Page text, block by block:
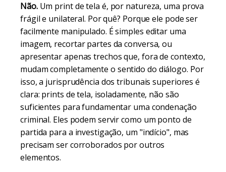
Não.Um print de tela é, por natureza, uma prova
frágil e unilateral. Por quê? Porque ele pode ser
facilmente manipulado. É simples editar uma
imagem, recortar partes da conversa, ou
apresentar apenas trechos que, fora de contexto,
mudam completamente o sentido do diálogo. Por
isso, a jurisprudência dos tribunais superiores é
clara: prints de tela, isoladamente, não são
suficientes para fundamentar uma condenação
criminal. Eles podem servir como um ponto de
partida para a investigação, um "indício", mas
precisam ser corroborados por outros
elementos.